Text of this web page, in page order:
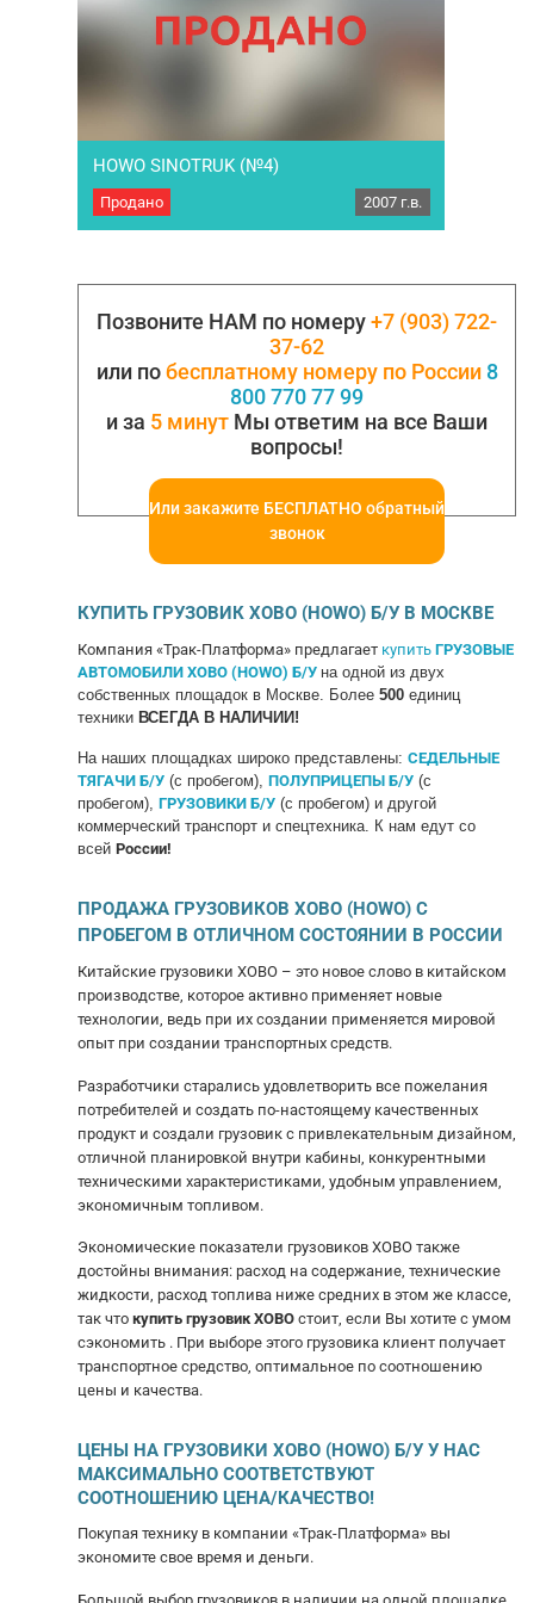
Самосвал HOWO SINOTRUK 2007года
Экологический класс евро-2 МКПП. Спальник.
Резина остаток по кругу 90…
HOWO SINOTRUK (№4)
Продано 2007 г.в.
Позвоните НАМ по номеру+7 (903) 722-
37-62
или побесплатному номеру по России 8
800 770 77 99
и за 5 минут Мы ответим на все Ваши
вопросы!
Или закажите БЕСПЛАТНО обратный
звонок
КУПИТЬ ГРУЗОВИК ХОВО (HOWO) Б/У В МОСКВЕ
Компания «Трак-Платформа» предлагает купить ГРУЗОВЫЕ
АВТОМОБИЛИ ХОВО (HOWO) Б/У на одной из двух
собственных площадок в Москве. Более 500 единиц
техники ВСЕГДА В НАЛИЧИИ!
На наших площадках широко представлены: СЕДЕЛЬНЫЕ
ТЯГАЧИ Б/У (с пробегом), ПОЛУПРИЦЕПЫ Б/У (с
пробегом), ГРУЗОВИКИ Б/У (с пробегом) и другой
коммерческий транспорт и спецтехника. К нам едут со
всей России!
ПРОДАЖА ГРУЗОВИКОВ ХОВО (HOWO) С
ПРОБЕГОМ В ОТЛИЧНОМ СОСТОЯНИИ В РОССИИ
Китайские грузовики ХОВО – это новое слово в китайском
производстве, которое активно применяет новые
технологии, ведь при их создании применяется мировой
опыт при создании транспортных средств.
Разработчики старались удовлетворить все пожелания
потребителей и создать по-настоящему качественных
продукт и создали грузовик с привлекательным дизайном,
отличной планировкой внутри кабины, конкурентными
техническими характеристиками, удобным управлением,
экономичным топливом.
Экономические показатели грузовиков ХОВО также
достойны внимания: расход на содержание, технические
жидкости, расход топлива ниже средних в этом же классе,
так что купить грузовик ХОВО стоит, если Вы хотите с умом
сэкономить . При выборе этого грузовика клиент получает
транспортное средство, оптимальное по соотношению
цены и качества.
ЦЕНЫ НА ГРУЗОВИКИ ХОВО (HOWO) Б/У У НАС
МАКСИМАЛЬНО СООТВЕТСТВУЮТ
СООТНОШЕНИЮ ЦЕНА/КАЧЕСТВО!
Покупая технику в компании «Трак-Платформа» вы
экономите свое время и деньги.